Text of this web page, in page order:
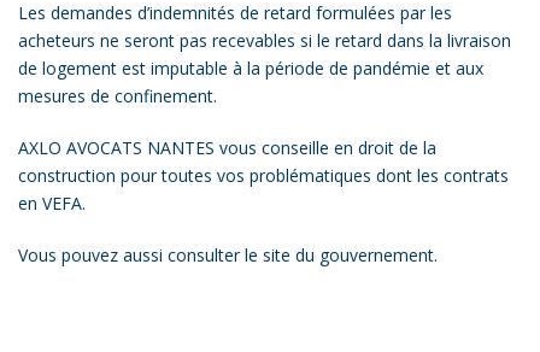
Les demandes d’indemnités de retard formulées par les
acheteurs ne seront pas recevables si le retard dans la livraison
de logement est imputable à la période de pandémie et aux
mesures de confinement.
AXLO AVOCATS NANTES vous conseille en droit de la
construction pour toutes vos problématiques dont les contrats
en VEFA.
Vous pouvez aussi consulter le site du gouvernement.